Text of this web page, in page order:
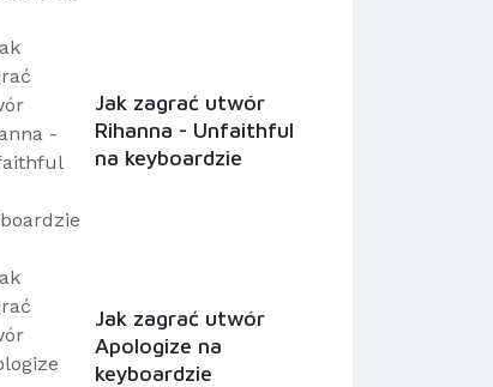
Jak zagrać utwór
Rihanna - Unfaithful
na keyboardzie
Jak zagrać utwór
Apologize na
keyboardzie